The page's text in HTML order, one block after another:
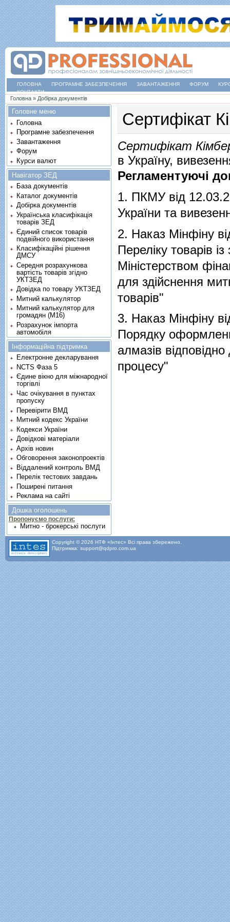
ГОЛОВНА ПРОГРАМНЕ ЗАБЕЗПЕЧЕННЯ ЗАВАНТАЖЕННЯ ФОРУМ
КОНТАКТИ
Ви є тут
Головна » Добірка документів
Сертифікат
Сертифікат
в Україну,
Регламентуючі
1. ПКМУ від
України та
2. Наказ Мінфіну
Перелiку товарiв
Мiнiстерством
для здiйснення
товарiв"
3. Наказ Мінфіну
Порядку
алмазiв вiдповiдно
процесу"
Головне меню
Головна
Програмне забезпечення
Завантаження
Форум
Курси валют
Навігатор ЗЕД
База документів
Каталог документів
Добірка документів
Українська класифікація
товарів ЗЕД
Єдиний список товарів
подвійного використання
Класифікаційні рішення
ДМСУ
Середня розрахункова
вартість товарів згідно
УКТЗЕД
Довідка по товару УКТЗЕД
Митний калькулятор
Митний калькулятор для
громадян (М16)
Розрахунок імпорта
автомобіля
Інформаційна підтримка
Електронне декларування
NCTS Фаза 5
Єдине вікно для міжнародної
торгівлі
Час очікування в пунктах
пропуску
Перевірити ВМД
Митний кодекс України
Кодекси України
Довідкові матеріали
Архів новин
Обговорення законопроектів
Віддалений контроль ВМД
Перелік тестових завдань
Поширені питання
Реклама на сайті
Дошка оголошень
Пропонуємо послуги:
Митно - брокерські послуги
Copyright © 2026 НТФ «Інтес» Всі права збережено.
Підтримка: support@qdpro.com.ua